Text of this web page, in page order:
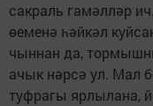
сакраль гамәлләр
өеменә һәйкәл
чыннан да,
ачык нәрсә ул. Мал
туфрагы ярлылана,